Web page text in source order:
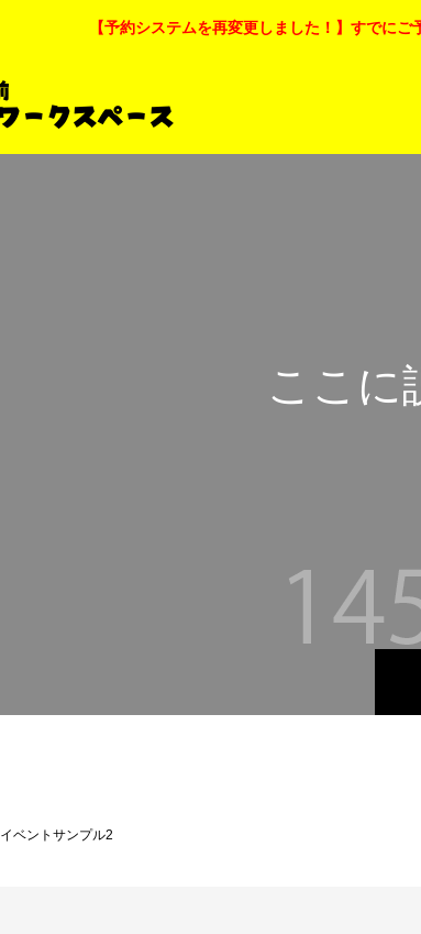
【予約システムを再変更しました！】すでに
ここに
イベントサンプル2